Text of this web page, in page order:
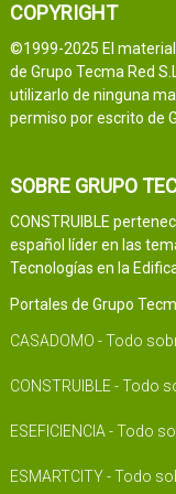
COPYRIGHT
©1999-2025 El material
de Grupo Tecma Red
utilizarlo de ninguna
permiso por escrito de
SOBRE GRUPO
CONSTRUIBLE
español líder en las
Tecnologías en la
Portales de Grupo
CASADOMO - Todo
CONSTRUIBLE - Todo
ESEFICIENCIA - Todo
ESMARTCITY - Todo